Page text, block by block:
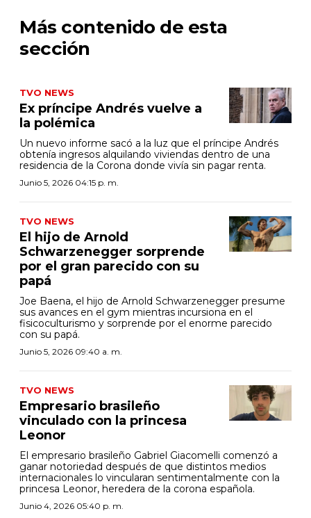
Más contenido de esta
sección
TVO NEWS
Ex príncipe Andrés vuelve a
la polémica
Un nuevo informe sacó a la luz que el príncipe Andrés
obtenía ingresos alquilando viviendas dentro de una
residencia de la Corona donde vivía sin pagar renta.
Junio 5, 2026 04:15 p. m.
TVO NEWS
El hijo de Arnold
Schwarzenegger sorprende
por el gran parecido con su
papá
Joe Baena, el hijo de Arnold Schwarzenegger presume
sus avances en el gym mientras incursiona en el
fisicoculturismo y sorprende por el enorme parecido
con su papá.
Junio 5, 2026 09:40 a. m.
TVO NEWS
Empresario brasileño
vinculado con la princesa
Leonor
El empresario brasileño Gabriel Giacomelli comenzó a
ganar notoriedad después de que distintos medios
internacionales lo vincularan sentimentalmente con la
princesa Leonor, heredera de la corona española.
Junio 4, 2026 05:40 p. m.